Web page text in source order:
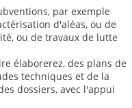
par exemple
d'aléas, ou de
ou de travaux de lutte
élaborerez, des plans de
techniques et de la
dossiers, avec l'appui